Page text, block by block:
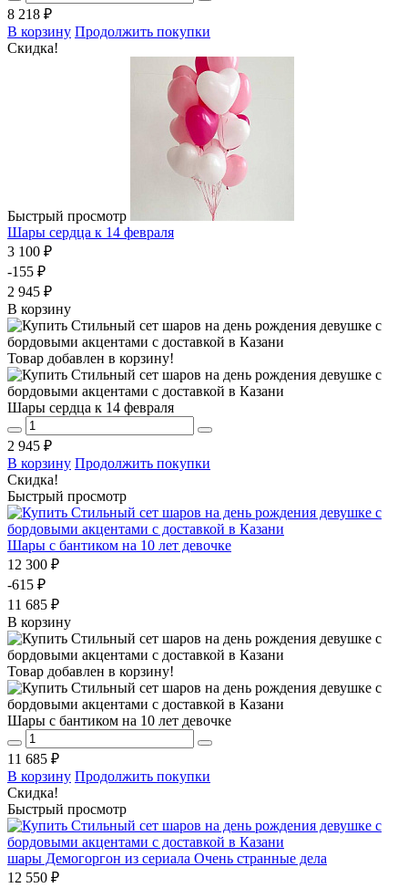
8 218 ₽
В корзину Продолжить покупки
Скидка!
Быстрый просмотр
Шары сердца к 14 февраля
3 100 ₽
-155 ₽
2 945 ₽
В корзину
Товар добавлен в корзину!
Шары сердца к 14 февраля
2 945 ₽
В корзину Продолжить покупки
Скидка!
Быстрый просмотр
Шары с бантиком на 10 лет девочке
12 300 ₽
-615 ₽
11 685 ₽
В корзину
Товар добавлен в корзину!
Шары с бантиком на 10 лет девочке
11 685 ₽
В корзину Продолжить покупки
Скидка!
Быстрый просмотр
шары Демогоргон из сериала Очень странные дела
12 550 ₽